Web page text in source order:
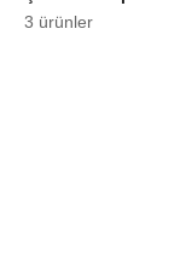
3 ürünler